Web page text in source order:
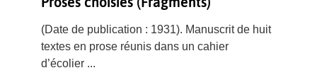
(Date de publication : 1931). Manuscrit de huit
textes en prose réunis dans un cahier
d’écolier ...